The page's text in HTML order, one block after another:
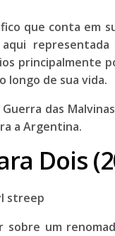
que conta em
representada
principalmente
longo de sua vida.
das
a Argentina.
Dois
sobre um